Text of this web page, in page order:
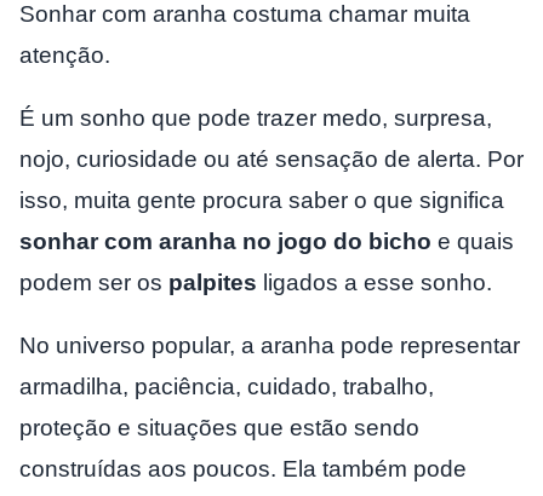
Sonhar com aranha costuma chamar muita
atenção.
É um sonho que pode trazer medo, surpresa,
nojo, curiosidade ou até sensação de alerta. Por
isso, muita gente procura saber o que significa
sonhar com aranha no jogo do bicho e quais
podem ser os palpites ligados a esse sonho.
No universo popular, a aranha pode representar
armadilha, paciência, cuidado, trabalho,
proteção e situações que estão sendo
construídas aos poucos. Ela também pode